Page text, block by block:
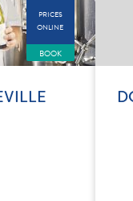
PRICES
ONLINE
BOOK